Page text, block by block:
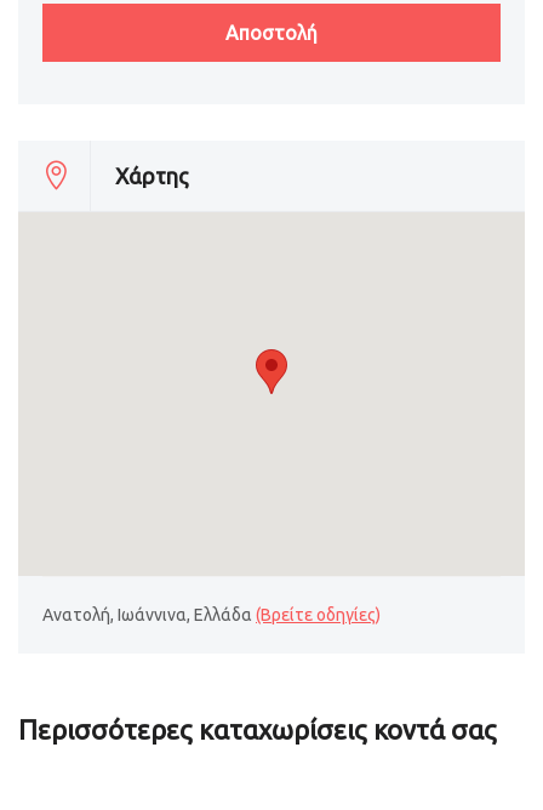
Χάρτης
Ανατολή, Ιωάννινα, Ελλάδα (Βρείτε οδηγίες)
Περισσότερες καταχωρίσεις κοντά σας